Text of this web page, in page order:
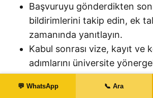
Başvuruyu gönderdikten
bildirimlerini takip edin, ek
zamanında yanıtlayın.
Kabul sonrası vize, kayıt ve
adımlarını üniversite
tamamlayın.
💬 WhatsApp 📞 Ara